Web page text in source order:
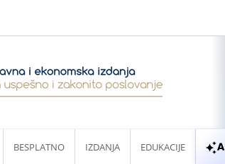
BESPLATNO IZDANJA EDUKACIJE